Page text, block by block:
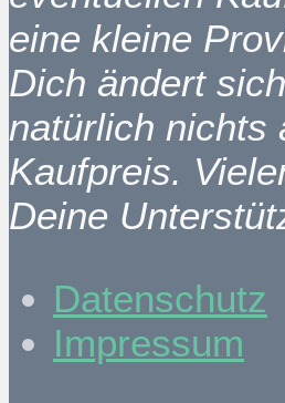
eine kleine
Dich ändert
natürlich nichts
Kaufpreis.
Deine
Datenschutz
Impressum